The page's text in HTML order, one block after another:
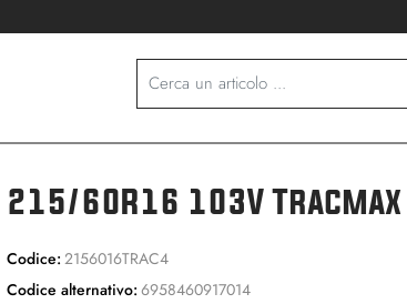
215/60R16 103V Tracmax
Codice: 2156016TRAC4
Codice alternativo: 6958460917014